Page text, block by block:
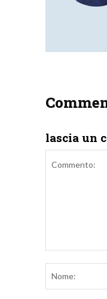
lascia un